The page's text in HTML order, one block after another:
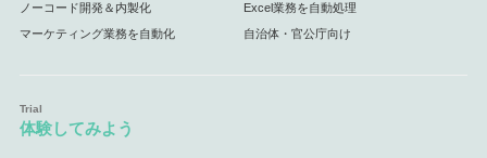
ノーコード開発＆内製化 Excel業務を自動処理
マーケティング業務を自動化 自治体・官公庁向け
体験してみよう